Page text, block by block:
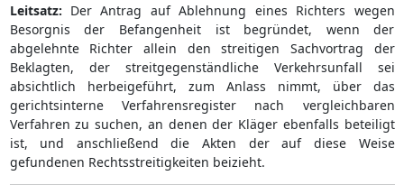
Leitsatz: Der Antrag auf Ablehnung eines Richters wegen
Besorgnis der Befangenheit ist begründet, wenn der
abgelehnte Richter allein den streitigen Sachvortrag der
Beklagten, der streitgegenständliche Verkehrsunfall sei
absichtlich herbeigeführt, zum Anlass nimmt, über das
gerichtsinterne Verfahrensregister nach vergleichbaren
Verfahren zu suchen, an denen der Kläger ebenfalls beteiligt
ist, und anschließend die Akten der auf diese Weise
gefundenen Rechtsstreitigkeiten beizieht.